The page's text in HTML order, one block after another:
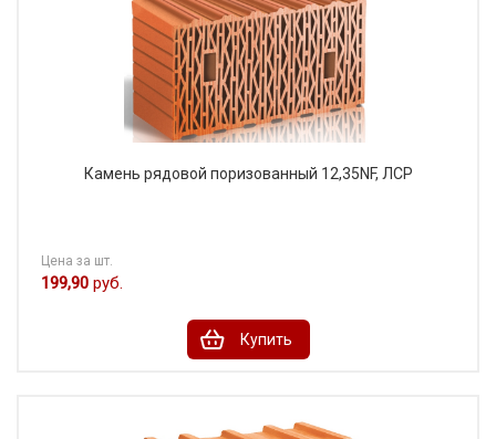
Камень рядовой поризованный 12,35NF, ЛСР
Цена за шт.
199,90 руб.
Купить